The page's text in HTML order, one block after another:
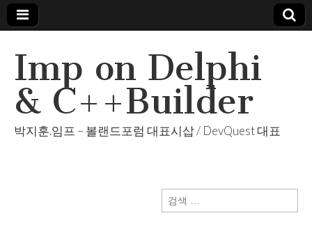
Imp on Delphi
& C++Builder
박지훈.임프 – 볼랜드포럼 대표시삽 / DevQuest 대표
검
색: